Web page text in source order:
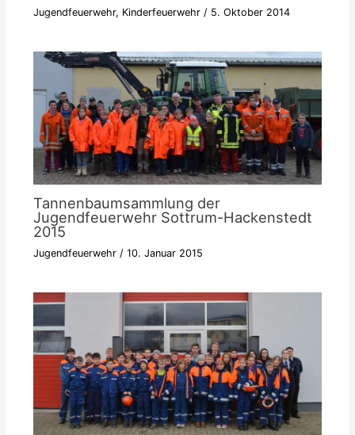
Jugendfeuerwehr, Kinderfeuerwehr/ 5. Oktober 2014
Tannenbaumsammlung der
Jugendfeuerwehr Sottrum-Hackenstedt
2015
Jugendfeuerwehr/ 10. Januar 2015